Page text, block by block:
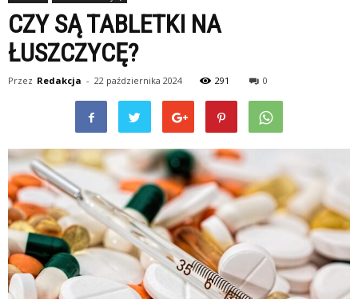
CZY SĄ TABLETKI NA
ŁUSZCZYCĘ?
Przez Redakcja - 22 października 2024 291 0